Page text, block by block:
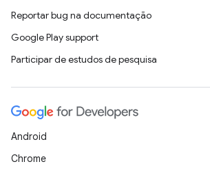
Reportar bug na documentação
Google Play support
Participar de estudos de pesquisa
Android
Chrome